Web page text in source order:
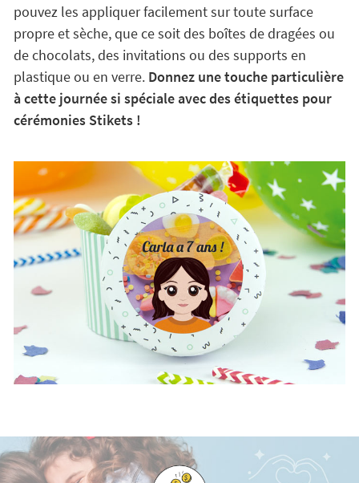
pouvez les appliquer facilement sur toute surface
propre et sèche, que ce soit des boîtes de dragées ou
de chocolats, des invitations ou des supports en
plastique ou en verre. Donnez une touche particulière
à cette journée si spéciale avec des étiquettes pour
cérémonies Stikets !